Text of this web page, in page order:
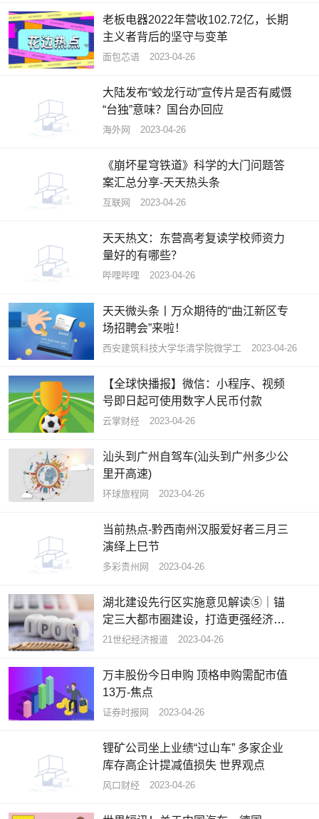
老板电器2022年营收102.72亿，长期
主义者背后的坚守与变革
面包芯语 2023-04-26
大陆发布“蛟龙行动”宣传片是否有威慑
“台独”意味？国台办回应
海外网 2023-04-26
《崩坏星穹铁道》科学的大门问题答
案汇总分享-天天热头条
互联网 2023-04-26
天天热文：东营高考复读学校师资力
量好的有哪些？
哔哩哔哩 2023-04-26
天天微头条丨万众期待的“曲江新区专
场招聘会”来啦！
西安建筑科技大学华清学院微学工 2023-04-26
【全球快播报】微信：小程序、视频
号即日起可使用数字人民币付款
云掌财经 2023-04-26
汕头到广州自驾车(汕头到广州多少公
里开高速)
环球旅程网 2023-04-26
当前热点-黔西南州汉服爱好者三月三
演绎上巳节
多彩贵州网 2023-04-26
湖北建设先行区实施意见解读⑤｜锚
定三大都市圈建设，打造更强经济增
长极
21世纪经济报道 2023-04-26
万丰股份今日申购 顶格申购需配市值
13万-焦点
证券时报网 2023-04-26
锂矿公司坐上业绩“过山车” 多家企业
库存高企计提减值损失 世界观点
风口财经 2023-04-26